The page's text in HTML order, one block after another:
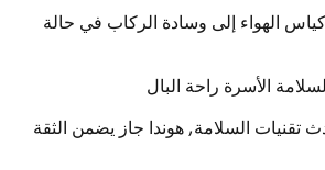
الهواء إلى وسادة الركاب في حالة
الأسرة راحة البال
السلامة, هوندا جاز يضمن الثقة